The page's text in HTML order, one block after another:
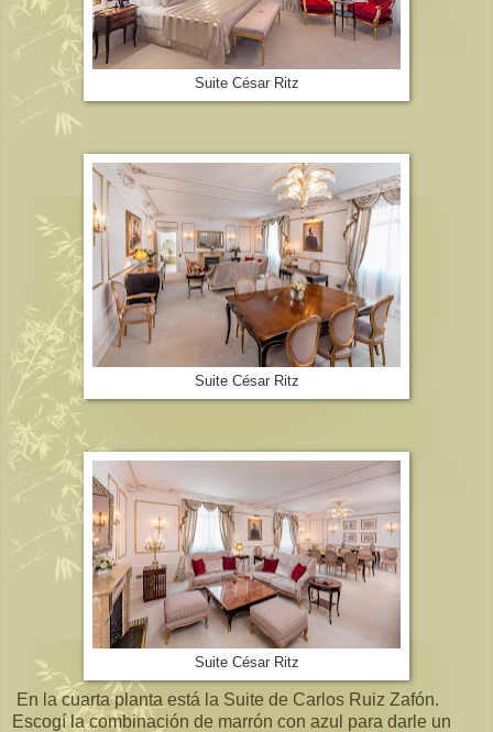
Suite César Ritz
Suite César Ritz
Suite César Ritz
En la cuarta planta está la Suite de Carlos Ruiz Zafón.
Escogí la combinación de marrón con azul para darle un